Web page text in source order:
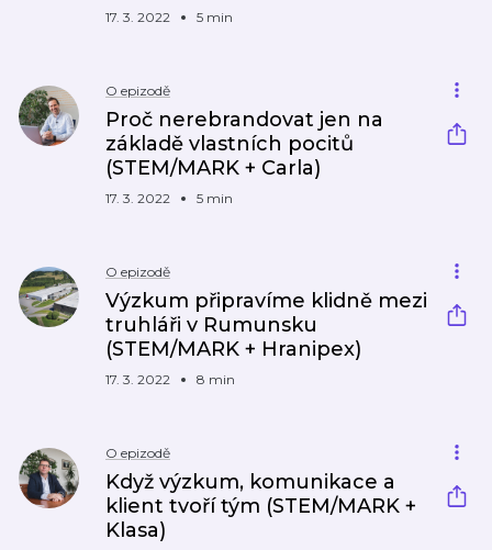
17. 3. 2022 5 min
O epizodě
Proč nerebrandovat jen na
základě vlastních pocitů
(STEM/MARK + Carla)
17. 3. 2022 5 min
O epizodě
Výzkum připravíme klidně mezi
truhláři v Rumunsku
(STEM/MARK + Hranipex)
17. 3. 2022 8 min
O epizodě
Když výzkum, komunikace a
klient tvoří tým (STEM/MARK +
Klasa)